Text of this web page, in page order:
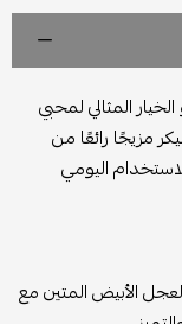
المثالي لمحبي
مزيجًا رائعًا من
اليومي
الأبيض المتين مع